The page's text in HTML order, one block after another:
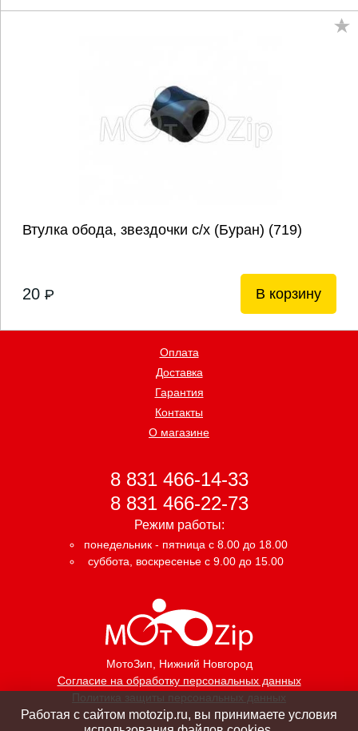
Втулка обода, звездочки с/х (Буран) (719)
20 P В корзину
МотоЗип, Нижний Новгород
Согласие на обработку персональных данных
Политика защиты персональных данных
Оплата
Доставка
Гарантия
Контакты
О магазине
8 831 466-14-33
8 831 466-22-73
Режим работы:
понедельник - пятница с 8.00 до 18.00
суббота, воскресенье с 9.00 до 15.00
Работая с сайтом motozip.ru, вы принимаете условия